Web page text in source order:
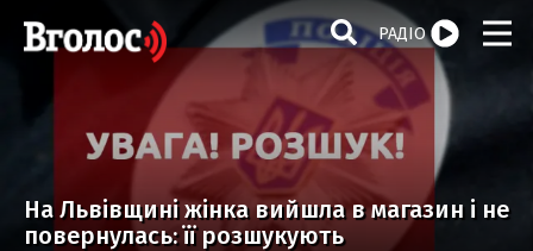
РАДІО
На Львівщині жінка вийшла в магазин і не
повернулась: її розшукують